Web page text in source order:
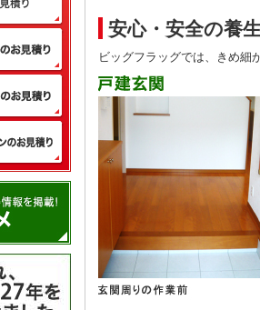
安心・安全の養
ビッグフラッグでは、きめ細
リフォームプランのお見積り
インテリアプランのお見積り
あかり・空調プランのお見積
アンケートを実施